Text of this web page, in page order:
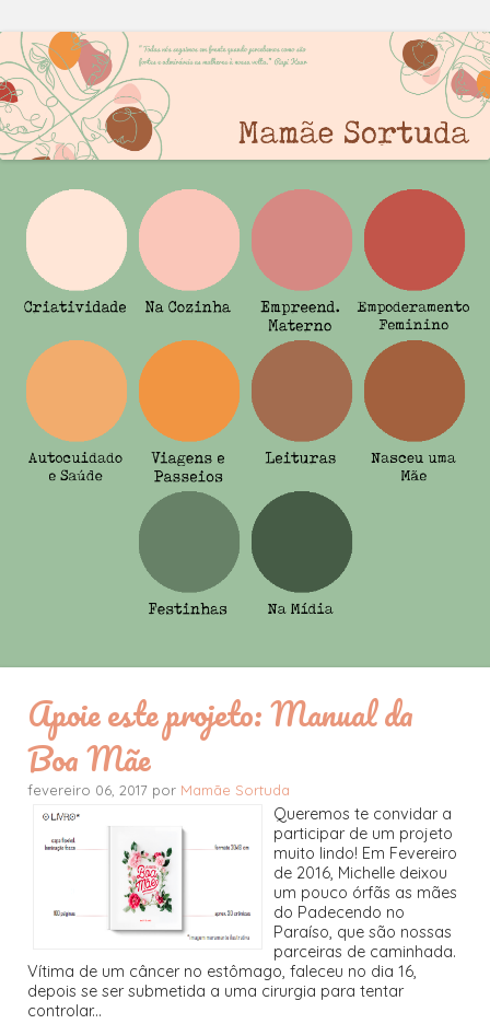
Apoie este projeto: Manual da
Boa Mãe
fevereiro 06, 2017 por Mamãe Sortuda
Queremos te convidar a
participar de um projeto
muito lindo! Em Fevereiro
de 2016, Michelle deixou
um pouco órfãs as mães
do Padecendo no
Paraíso, que são nossas
parceiras de caminhada.
Vítima de um câncer no estômago, faleceu no dia 16,
depois se ser submetida a uma cirurgia para tentar
controlar...